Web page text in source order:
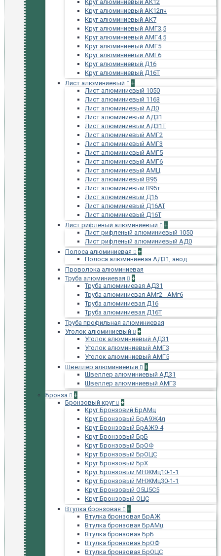
Круг алюминиевый АК12
Круг алюминиевый АК12пч
Круг алюминиевый АК7
Круг алюминиевый АМГ3,5
Круг алюминиевый АМГ4,5
Круг алюминиевый АМГ5
Круг алюминиевый АМГ6
Круг алюминиевый Д16
Круг алюминиевый Д16Т
Лист алюминиевый
+
Лист алюминиевый 1050
Лист алюминиевый 1163
Лист алюминиевый АД0
Лист алюминиевый АД31
Лист алюминиевый АД31Т
Лист алюминиевый АМГ2
Лист алюминиевый АМГ3
Лист алюминиевый АМГ5
Лист алюминиевый АМГ6
Лист алюминиевый АМЦ
Лист алюминиевый В95
Лист алюминиевый В95т
Лист алюминиевый Д16
Лист алюминиевый Д16АТ
Лист алюминиевый Д16Т
Лист рифленый алюминиевый
+
Лист рифленый алюминиевый 1050
Лист рифленый алюминиевый АД0
Полоса алюминиевая
+
Полоса алюминиевая АД31, анод.
Проволока алюминиевая
Труба алюминиевая
+
Труба алюминиевая АД31
Труба алюминиевая АМг2 - АМг6
Труба алюминиевая Д16
Труба алюминиевая Д16Т
Труба профильная алюминиевая
Уголок алюминиевый
+
Уголок алюминиевый АД31
Уголок алюминиевый АМГ3
Уголок алюминиевый АМГ5
Швеллер алюминиевый
+
Швеллер алюминиевый АД31
Швеллер алюминиевый АМГ3
Бронза
+
Бронзовый круг
+
Круг Бронзовий БрАМц
Круг Бронзовый БрА9Ж4л
Круг Бронзовый БрАЖ9-4
Круг Бронзовый БрБ
Круг Бронзовый БрОФ
Круг Бронзовый БрОЦС
Круг Бронзовый БрХ
Круг Бронзовый МНЖМц10-1-1
Круг Бронзовый МНЖМц30-1-1
Круг Бронзовый О5Ц5С5
Круг Бронзовый ОЦС
Втулка бронзовая
+
Втулка бронзовая БрАЖ
Втулка бронзовая БрАМц
Втулка бронзовая БрБ
Втулка бронзовая БрОФ
Втулка бронзовая БрОЦС